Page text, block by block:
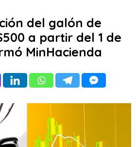
del galón de
a partir del 1 de
MinHacienda